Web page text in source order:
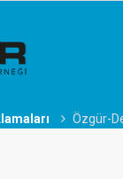
Özgür-